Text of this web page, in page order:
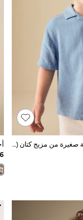
أزرق - قميص بكُم قصير بياقة صغيرة من مزيج كتان (3شهر-7سنة)